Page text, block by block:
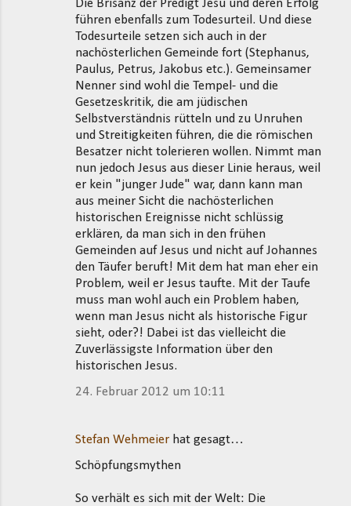
Die Brisanz der Predigt Jesu und deren Erfolg
führen ebenfalls zum Todesurteil. Und diese
Todesurteile setzen sich auch in der
nachösterlichen Gemeinde fort (Stephanus,
Paulus, Petrus, Jakobus etc.). Gemeinsamer
Nenner sind wohl die Tempel- und die
Gesetzeskritik, die am jüdischen
Selbstverständnis rütteln und zu Unruhen
und Streitigkeiten führen, die die römischen
Besatzer nicht tolerieren wollen. Nimmt man
nun jedoch Jesus aus dieser Linie heraus, weil
er kein "junger Jude" war, dann kann man
aus meiner Sicht die nachösterlichen
historischen Ereignisse nicht schlüssig
erklären, da man sich in den frühen
Gemeinden auf Jesus und nicht auf Johannes
den Täufer beruft! Mit dem hat man eher ein
Problem, weil er Jesus taufte. Mit der Taufe
muss man wohl auch ein Problem haben,
wenn man Jesus nicht als historische Figur
sieht, oder?! Dabei ist das vielleicht die
Zuverlässigste Information über den
historischen Jesus.
24. Februar 2012 um 10:11
Stefan Wehmeier hat gesagt…
Schöpfungsmythen
So verhält es sich mit der Welt: Die